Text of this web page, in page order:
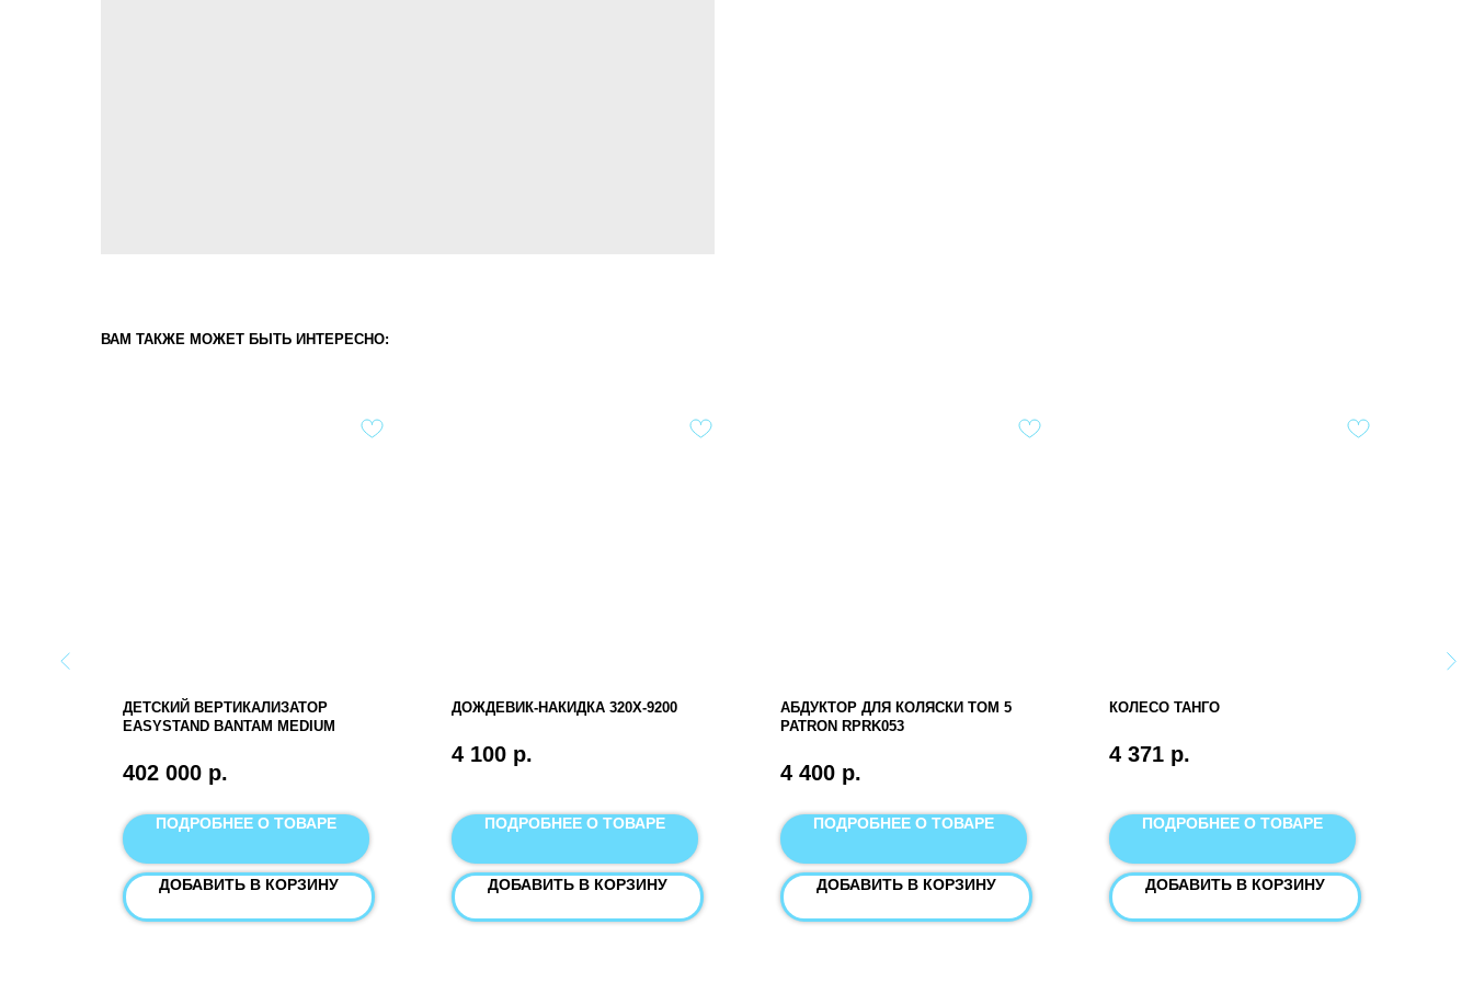
ВАМ ТАКЖЕ МОЖЕТ БЫТЬ ИНТЕРЕСНО:
ДЕТСКИЙ ВЕРТИКАЛИЗАТОР
EASYSTAND BANTAM MEDIUM
402 000 р.
ПОДРОБНЕЕ О ТОВАРЕ
ДОБАВИТЬ В КОРЗИНУ
ДОЖДЕВИК-НАКИДКА 320X-9200
4 100 р.
ПОДРОБНЕЕ О ТОВАРЕ
ДОБАВИТЬ В КОРЗИНУ
АБДУКТОР ДЛЯ КОЛЯСКИ ТОМ 5
PATRON RPRK053
4 400 р.
ПОДРОБНЕЕ О ТОВАРЕ
ДОБАВИТЬ В КОРЗИНУ
КОЛЕСО ТАНГО
4 371 р.
ПОДРОБНЕЕ О ТОВАРЕ
ДОБАВИТЬ В КОРЗИНУ